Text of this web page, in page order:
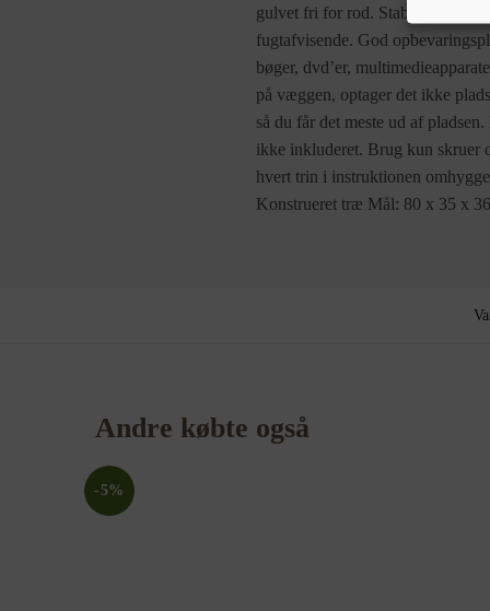
gulvet fri for rod. Stabilt
fugtafvisende. God
bøger, dvd’er,
på væggen, optager det ikke
så du får det meste ud af
ikke inkluderet. Brug kun skruer
hvert trin i instruktionen
Konstrueret træ Mål: 80 x 35 x
Andre købte også
-5%